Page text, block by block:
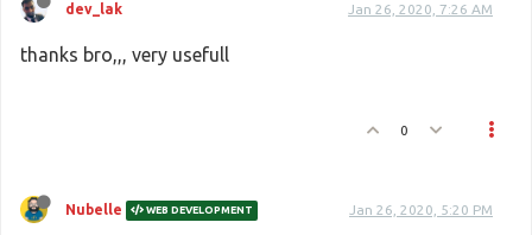
dev_lak Jan 26, 2020, 7:26 AM
thanks bro,,, very usefull
0
Nubelle WEB DEVELOPMENT Jan 26, 2020, 5:20 PM